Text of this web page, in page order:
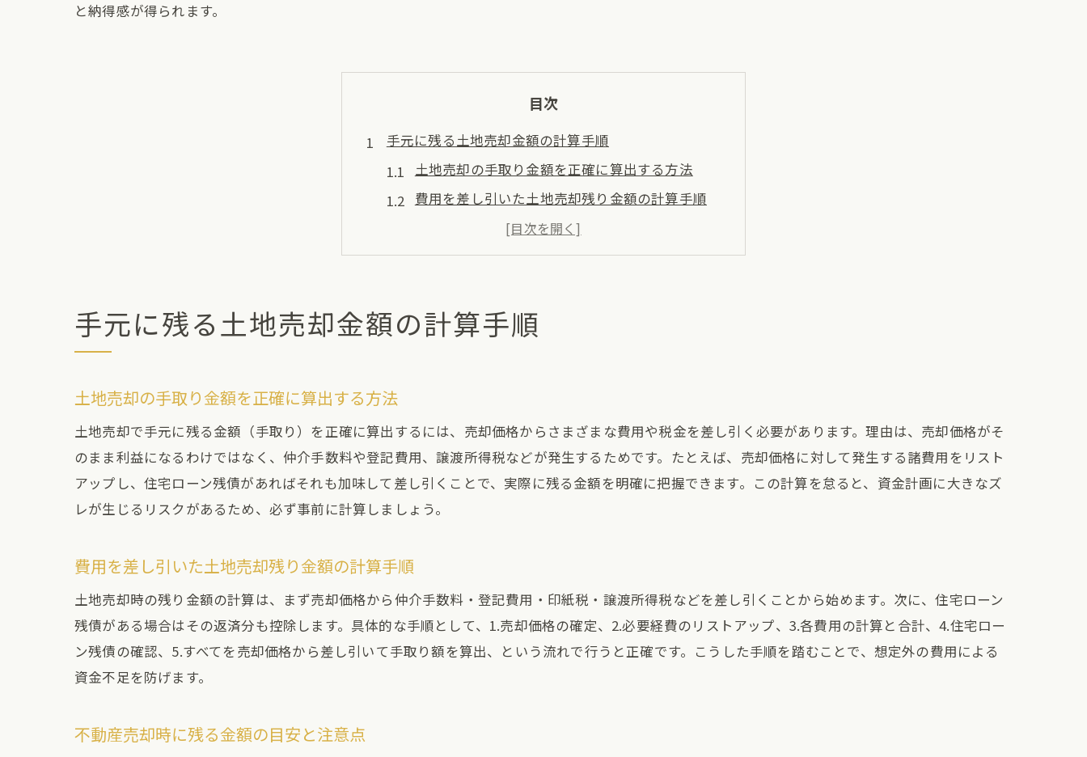
と納得感が得られます。
目次
手元に残る土地売却金額の計算手順
土地売却の手取り金額を正確に算出する方法
費用を差し引いた土地売却残り金額の計算手順
不動産売却時に残る金額の目安と注意点
シミュレーションで分かる土地売却手残りの流れ
土地売却の残り金額を左右する費用一覧
土地売却で発生する主な費用項目まとめ
不動産売却残り金額を減らす費用に注意
税金や登記費用が土地売却額に与える影響
住宅ローン残債がある場合の売却対策
住宅ローン残債と土地売却の関係を解説
残債あり土地売却の手取り計算方法を知る
住宅ローンと売却費用を正しく把握する方法
土地売却後の手取りを最大化する秘訣
手元に残る土地売却金額の計算手順
土地売却の手取り金額を正確に算出する方法
土地売却で手元に残る金額（手取り）を正確に算出するには、売却価格からさまざまな費用や税金を差し引く必要があります。理由は、売却価格がそ
のまま利益になるわけではなく、仲介手数料や登記費用、譲渡所得税などが発生するためです。たとえば、売却価格に対して発生する諸費用をリスト
アップし、住宅ローン残債があればそれも加味して差し引くことで、実際に残る金額を明確に把握できます。この計算を怠ると、資金計画に大きなズ
レが生じるリスクがあるため、必ず事前に計算しましょう。
費用を差し引いた土地売却残り金額の計算手順
土地売却時の残り金額の計算は、まず売却価格から仲介手数料・登記費用・印紙税・譲渡所得税などを差し引くことから始めます。次に、住宅ローン
残債がある場合はその返済分も控除します。具体的な手順として、1.売却価格の確定、2.必要経費のリストアップ、3.各費用の計算と合計、4.住宅ロー
ン残債の確認、5.すべてを売却価格から差し引いて手取り額を算出、という流れで行うと正確です。こうした手順を踏むことで、想定外の費用による
資金不足を防げます。
不動産売却時に残る金額の目安と注意点